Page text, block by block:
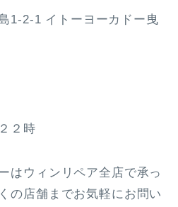
1-2-1 イトーヨーカドー曳
２時
はウィンリペア全店で承っ
の店舗までお気軽にお問い